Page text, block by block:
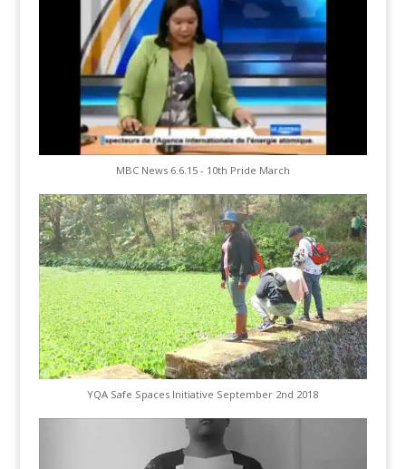
MBC News 6.6.15 - 10th Pride March
YQA Safe Spaces Initiative September 2nd 2018